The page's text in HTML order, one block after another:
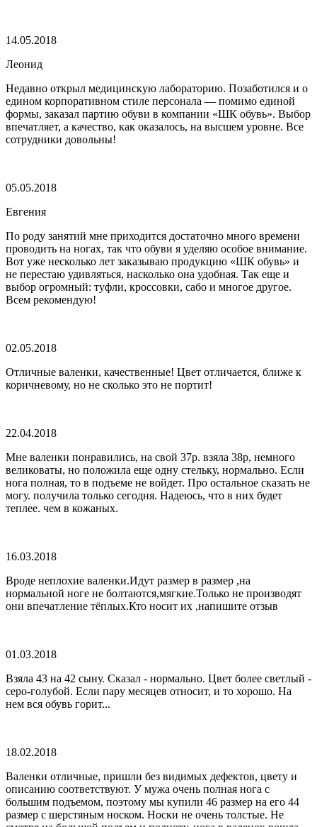
14.05.2018
Леонид
Недавно открыл медицинскую лабораторию. Позаботился и о
едином корпоративном стиле персонала — помимо единой
формы, заказал партию обуви в компании «ШК обувь». Выбор
впечатляет, а качество, как оказалось, на высшем уровне. Все
сотрудники довольны!
05.05.2018
Евгения
По роду занятий мне приходится достаточно много времени
проводить на ногах, так что обуви я уделяю особое внимание.
Вот уже несколько лет заказываю продукцию «ШК обувь» и
не перестаю удивляться, насколько она удобная. Так еще и
выбор огромный: туфли, кроссовки, сабо и многое другое.
Всем рекомендую!
02.05.2018
Отличные валенки, качественные! Цвет отличается, ближе к
коричневому, но не сколько это не портит!
22.04.2018
Мне валенки понравились, на свой 37р. взяла 38р, немного
великоваты, но положила еще одну стельку, нормально. Если
нога полная, то в подъеме не войдет. Про остальное сказать не
могу. получила только сегодня. Надеюсь, что в них будет
теплее. чем в кожаных.
16.03.2018
Вроде неплохие валенки.Идут размер в размер ,на
нормальной ноге не болтаются,мягкие.Только не производят
они впечатление тёплых.Кто носит их ,напишите отзыв
01.03.2018
Взяла 43 на 42 сыну. Сказал - нормально. Цвет более светлый -
серо-голубой. Если пару месяцев относит, и то хорошо. На
нем вся обувь горит...
18.02.2018
Валенки отличные, пришли без видимых дефектов, цвету и
описанию соответствуют. У мужа очень полная нога с
большим подъемом, поэтому мы купили 46 размер на его 44
размер с шерстяным носком. Носки не очень толстые. Не